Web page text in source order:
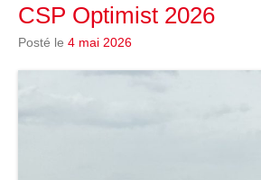
CSP Optimist 2026
Posté le 4 mai 2026